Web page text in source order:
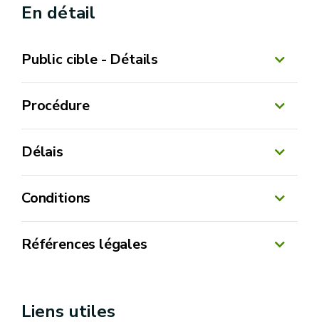
En détail
Public cible - Détails
Procédure
Délais
Conditions
Références légales
1995 portant réglementation de l'utilisation sur
Liens utiles